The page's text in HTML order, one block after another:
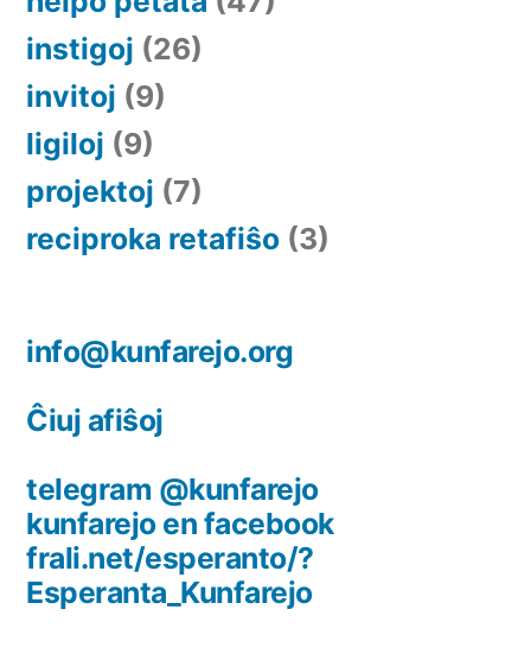
instigoj (26)
invitoj (9)
ligiloj (9)
projektoj (7)
reciproka retafiŝo (3)
info@kunfarejo.org
Ĉiuj afiŝoj
telegram @kunfarejo
kunfarejo en facebook
frali.net/esperanto/?
Esperanta_Kunfarejo